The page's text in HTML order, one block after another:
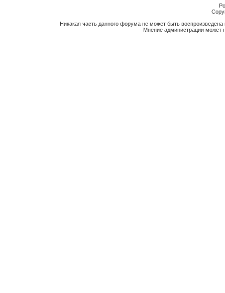
Никакая часть данного форума не может быть
Мнение администрации может